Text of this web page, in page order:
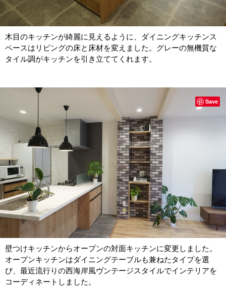
木目のキッチンが綺麗に見えるように、ダイニングキッチンス
ペースはリビングの床と床材を変えました。グレーの無機質な
タイル調がキッチンを引き立ててくれます。
壁つけキッチンからオープンの対面キッチンに変更しました。
オープンキッチンはダイニングテーブルも兼ねたタイプを選
び、最近流行りの西海岸風ヴンテージスタイルでインテリアを
コーディネートしました。
Save